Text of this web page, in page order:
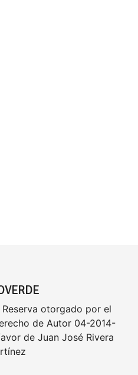
otorgado por el
de Autor 04-2014-
de Juan José Rivera